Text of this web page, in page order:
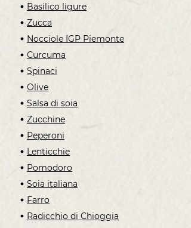
Basilico ligure
Zucca
Nocciole IGP Piemonte
Curcuma
Spinaci
Olive
Salsa di soia
Zucchine
Peperoni
Lenticchie
Pomodoro
Soia italiana
Farro
Radicchio di Chioggia